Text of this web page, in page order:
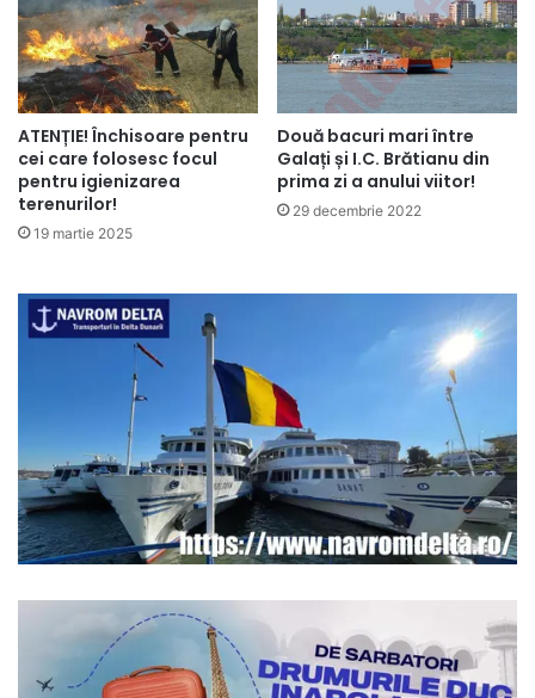
ATENȚIE! Închisoare pentru
cei care folosesc focul
pentru igienizarea
terenurilor!
19 martie 2025
Două bacuri mari între
Galați și I.C. Brătianu din
prima zi a anului viitor!
29 decembrie 2022